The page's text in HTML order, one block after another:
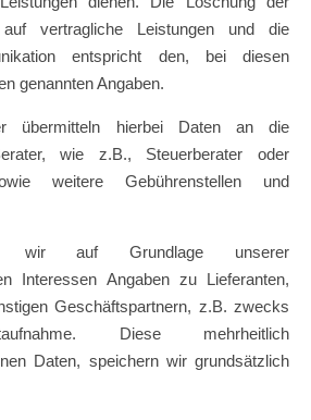
vertragliche Leistungen und die
entspricht den, bei diesen
genannten Angaben.
übermitteln hierbei Daten an die
wie z.B., Steuerberater oder
weitere Gebührenstellen und
wir auf Grundlage unserer
Interessen Angaben zu Lieferanten,
Geschäftspartnern, z.B. zwecks
Diese mehrheitlich
Daten, speichern wir grundsätzlich